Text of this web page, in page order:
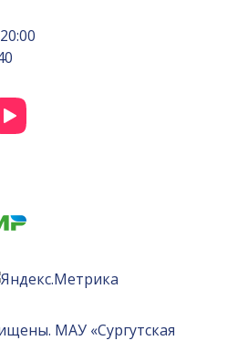
МАУ «Сургутская